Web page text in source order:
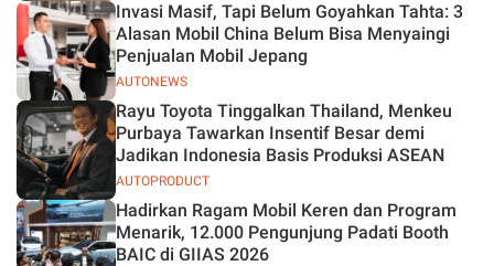
AUTONEWS
Invasi Masif, Tapi Belum Goyahkan Tahta: 3
Alasan Mobil China Belum Bisa Menyaingi
Penjualan Mobil Jepang
AUTOPRODUCT
Rayu Toyota Tinggalkan Thailand, Menkeu
Purbaya Tawarkan Insentif Besar demi
Jadikan Indonesia Basis Produksi ASEAN
Hadirkan Ragam Mobil Keren dan Program
Menarik, 12.000 Pengunjung Padati Booth
BAIC di GIIAS 2026